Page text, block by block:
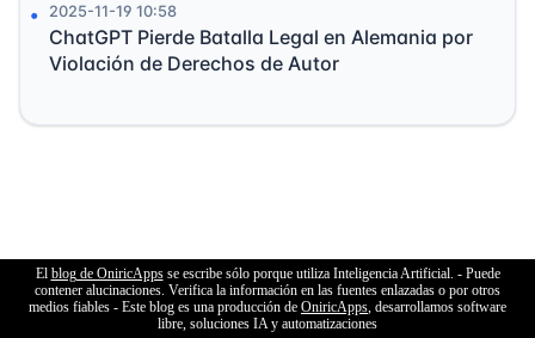
2025-11-19 10:58
ChatGPT Pierde Batalla Legal en Alemania por
Violación de Derechos de Autor
El blog de OniricAppsse escribe sólo porque utiliza Inteligencia Artificial. - Puede
contener alucinaciones. Verifica la información en las fuentes enlazadas o por otros
medios fiables - Este blog es una producción de OniricApps , desarrollamos software
libre, soluciones IA y automatizaciones